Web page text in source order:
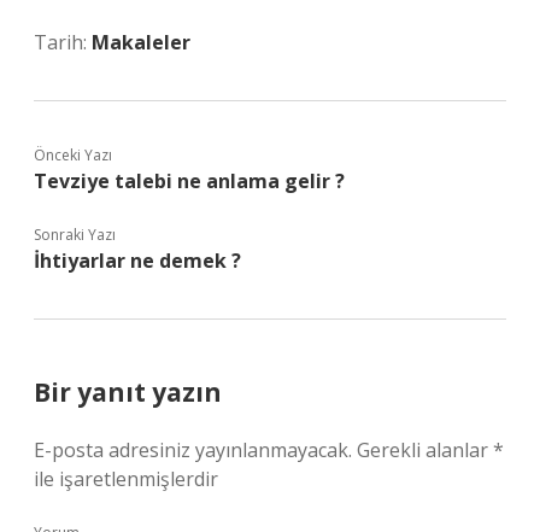
Tarih: Makaleler
Önceki Yazı
Tevziye talebi ne anlama gelir ?
Sonraki Yazı
İhtiyarlar ne demek ?
Bir yanıt yazın
E-posta adresiniz yayınlanmayacak. Gerekli alanlar*
ile işaretlenmişlerdir